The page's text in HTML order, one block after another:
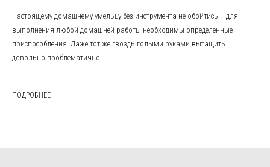
Настоящему домашнему умельцу без инструмента не обойтись – для
выполнения любой домашней работы необходимы определенные
приспособления. Даже тот же гвоздь голыми руками вытащить
довольно проблематично...
ПОДРОБНЕЕ